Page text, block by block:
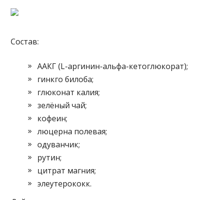
Состав:
ААКГ (L-аргинин-альфа-кетоглюкорат);
гинкго билоба;
глюконат калия;
зелёный чай;
кофеин;
люцерна полевая;
одуванчик;
рутин;
цитрат магния;
элеутерококк.